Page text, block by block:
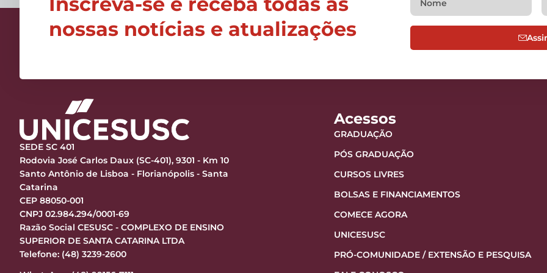
nossas notícias e atualizações
SEDE SC 401
Rodovia José Carlos Daux (SC-401), 9301 - Km 10
Santo Antônio de Lisboa - Florianópolis - Santa
Catarina
CEP 88050-001
CNPJ 02.984.294/0001-69
Razão Social CESUSC - COMPLEXO DE ENSINO
SUPERIOR DE SANTA CATARINA LTDA
Telefone: (48) 3239-2600
Acessos
GRADUAÇÃO
PÓS GRADUAÇÃO
CURSOS LIVRES
BOLSAS E FINANCIAMENTOS
COMECE AGORA
UNICESUSC
PRÓ-COMUNIDADE / EXTENSÃO E PESQUISA